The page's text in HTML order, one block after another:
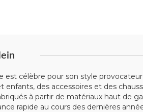
célèbre pour son style
des accessoires et des
à partir de matériaux haut de
rapide au cours des dernières